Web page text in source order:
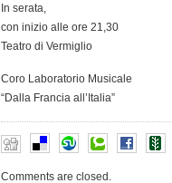
In serata,
con inizio alle ore 21,30
Teatro di Vermiglio
Coro Laboratorio Musicale
“Dalla Francia all’Italia”
Comments are closed.